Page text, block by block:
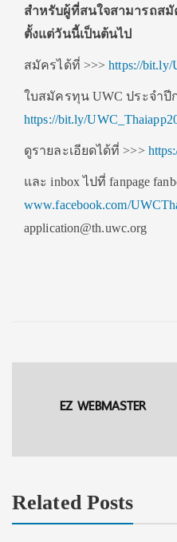
สำหรับผู้ที่สนใจสามารถส
ตั้งแต่วันนี้เป็นต้นไป
สมัครได้ที่ >>>https://bit.ly/
ใบสมัครทุน UWC ประจำปี
https://bit.ly/
ดูรายละเอียดได้ที่ >>>
และ inbox ไปที่ fanpage
www.facebook.com/
application@th.uwc.org
EZ WEBMASTER
Related Posts